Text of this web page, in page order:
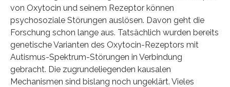
von Oxytocin und seinem Rezeptor können
psychosoziale Störungen auslösen. Davon geht die
Forschung schon lange aus. Tatsächlich wurden bereits
genetische Varianten des Oxytocin-Rezeptors mit
Autismus-Spektrum-Störungen in Verbindung
gebracht. Die zugrundeliegenden kausalen
Mechanismen sind bislang noch ungeklärt. Vieles